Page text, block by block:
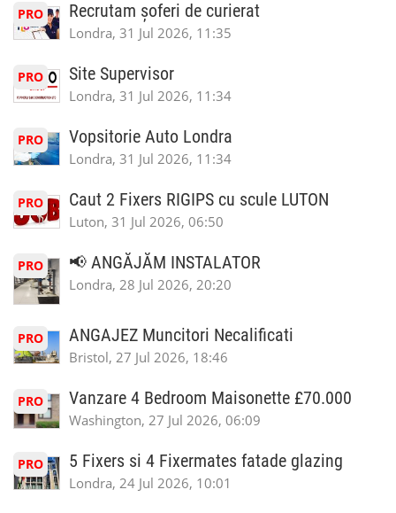
PRO Recrutam șoferi de curierat
Londra, 31 Jul 2026, 11:35
PRO Site Supervisor
Londra, 31 Jul 2026, 11:34
PRO Vopsitorie Auto Londra
Londra, 31 Jul 2026, 11:34
PRO Caut 2 Fixers RIGIPS cu scule LUTON
Luton, 31 Jul 2026, 06:50
PRO 📢 ANGĂJĂM INSTALATOR
Londra, 28 Jul 2026, 20:20
PRO ANGAJEZ Muncitori Necalificati
Bristol, 27 Jul 2026, 18:46
PRO Vanzare 4 Bedroom Maisonette £70.000
Washington, 27 Jul 2026, 06:09
PRO 5 Fixers si 4 Fixermates fatade glazing
Londra, 24 Jul 2026, 10:01